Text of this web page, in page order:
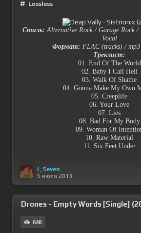
Lossless
Стиль: Alternative Rock / Garage Rock /
Vocal
Формат: FLAC (tracks) / mp3
Треклист:
01. End Of The World
02. Baby I Call Hell
03. Walk Of Shame
04. Gonna Make My Own
05. Creeplife
06. Your Love
07. Lies
08. Bad For My Body
09. Woman Of
10. Raw Material
11. Six Feet Under
i_Seven
5 июля 2013
Drones - Empty Words [Single]
648